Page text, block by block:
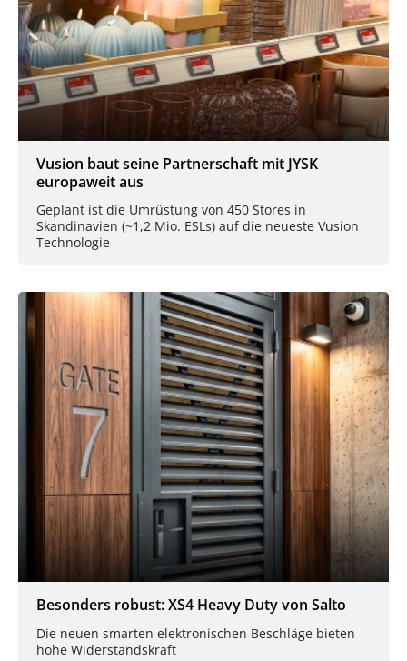
Vusion baut seine Partnerschaft mit JYSK
europaweit aus
Geplant ist die Umrüstung von 450 Stores in
Skandinavien (~1,2 Mio. ESLs) auf die neueste Vusion
Technologie
Besonders robust: XS4 Heavy Duty von Salto
Die neuen smarten elektronischen Beschläge bieten
hohe Widerstandskraft